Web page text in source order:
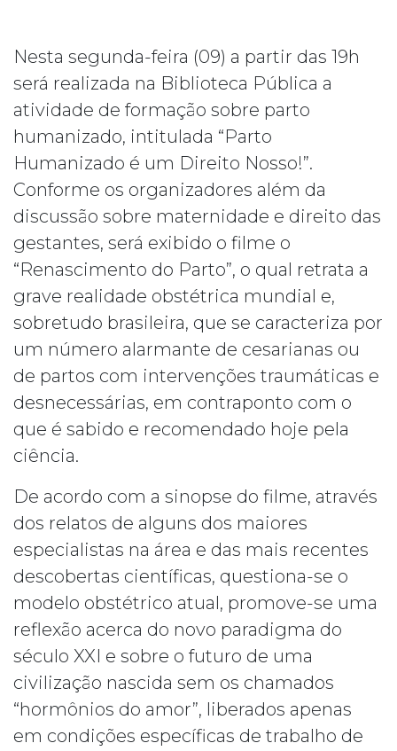
Nesta segunda-feira (09) a partir das 19h
será realizada na Biblioteca Pública a
atividade de formação sobre parto
humanizado, intitulada “Parto
Humanizado é um Direito Nosso!”.
Conforme os organizadores além da
discussão sobre maternidade e direito das
gestantes, será exibido o filme o
“Renascimento do Parto”, o qual retrata a
grave realidade obstétrica mundial e,
sobretudo brasileira, que se caracteriza por
um número alarmante de cesarianas ou
de partos com intervenções traumáticas e
desnecessárias, em contraponto com o
que é sabido e recomendado hoje pela
ciência.
De acordo com a sinopse do filme, através
dos relatos de alguns dos maiores
especialistas na área e das mais recentes
descobertas científicas, questiona-se o
modelo obstétrico atual, promove-se uma
reflexão acerca do novo paradigma do
século XXI e sobre o futuro de uma
civilização nascida sem os chamados
“hormônios do amor”, liberados apenas
em condições específicas de trabalho de